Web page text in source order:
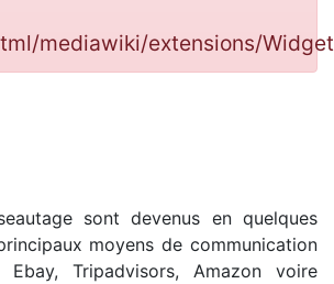
mediawiki/extensions/
sont devenus en quelques
moyens de communication
Ebay, Tripadvisors, Amazon voire